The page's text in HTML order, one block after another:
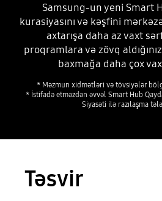
Samsung-un yeni Smart
kurasiyasını və kəşfini
axtarışa daha az vaxt
proqramlara və zövq
baxmağa daha çox vaxt
* Məzmun xidmətləri və tövsiyələr
* İstifadə etməzdən əvvəl Smart Hub
Siyasəti ilə razılaşma
Təsvir